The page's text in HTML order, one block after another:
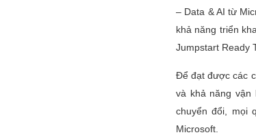
– Data & AI từ
khả năng triển
Jumpstart Ready
Để đạt được các
và khả năng vận
chuyển đổi, mọi
Microsoft.